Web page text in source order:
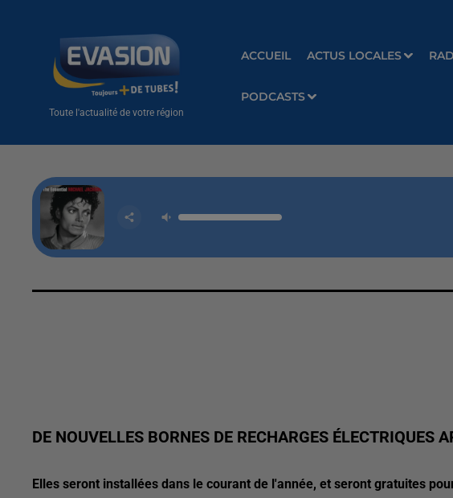
Toute l'actualité de votre région
ACCUEIL ACTUS LOCALES
PODCASTS
DE NOUVELLES BORNES DE RECHARGES ÉLECTRIQUES
Elles seront installées dans le courant de l'année, et seront gratuites